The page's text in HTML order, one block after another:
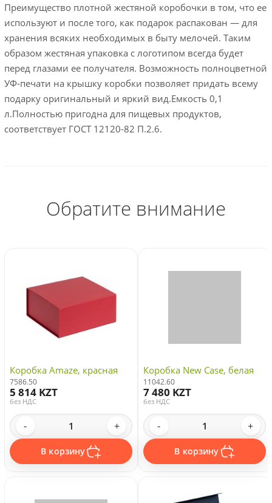
Преимущество плотной жестяной коробочки в том, что ее
используют и после того, как подарок распакован — для
хранения всяких необходимых в быту мелочей. Таким
образом жестяная упаковка с логотипом всегда будет
перед глазами ее получателя. Возможность полноцветной
УФ-печати на крышку коробки позволяет придать всему
подарку оригинальный и яркий вид.Емкость 0,1
л.Полностью пригодна для пищевых продуктов,
соответствует ГОСТ 12120-82 П.2.6.
Обратите внимание
Коробка Amaze, красная
7586.50
5 814 KZT
без НДС
- +
В корзину
Коробка New Case, белая
11042.60
7 480 KZT
без НДС
- +
В корзину